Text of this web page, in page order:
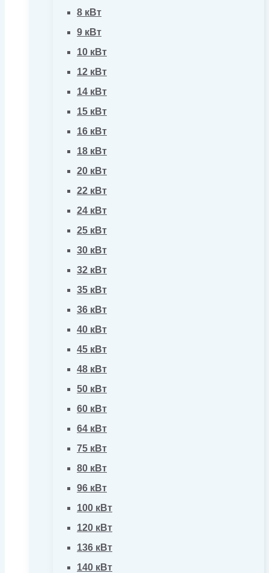
8 кВт
9 кВт
10 кВт
12 кВт
14 кВт
15 кВт
16 кВт
18 кВт
20 кВт
22 кВт
24 кВт
25 кВт
30 кВт
32 кВт
35 кВт
36 кВт
40 кВт
45 кВт
48 кВт
50 кВт
60 кВт
64 кВт
75 кВт
80 кВт
96 кВт
100 кВт
120 кВт
136 кВт
140 кВт